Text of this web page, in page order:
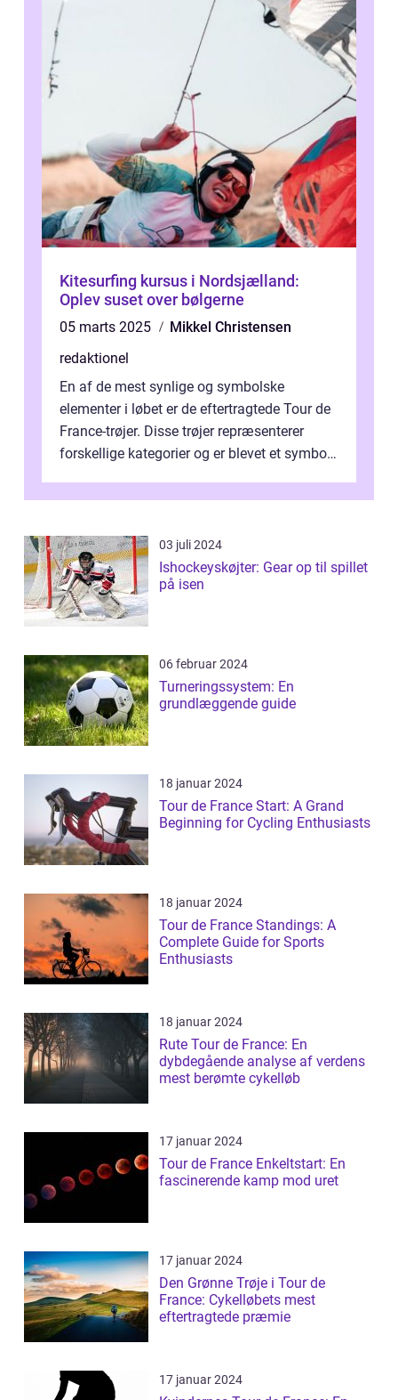
Kitesurfing kursus i Nordsjælland:
Oplev suset over bølgerne
05 marts 2025
Mikkel Christensen
redaktionel
En af de mest synlige og symbolske
elementer i løbet er de eftertragtede Tour de
France-trøjer. Disse trøjer repræsenterer
forskellige kategorier og er blevet et symbol
03 juli 2024
Ishockeyskøjter: Gear op til spillet
på isen
06 februar 2024
Turneringssystem: En
grundlæggende guide
18 januar 2024
Tour de France Start: A Grand
Beginning for Cycling Enthusiasts
18 januar 2024
Tour de France Standings: A
Complete Guide for Sports
Enthusiasts
18 januar 2024
Rute Tour de France: En
dybdegående analyse af verdens
mest berømte cykelløb
17 januar 2024
Tour de France Enkeltstart: En
fascinerende kamp mod uret
17 januar 2024
Den Grønne Trøje i Tour de
France: Cykelløbets mest
eftertragtede præmie
17 januar 2024